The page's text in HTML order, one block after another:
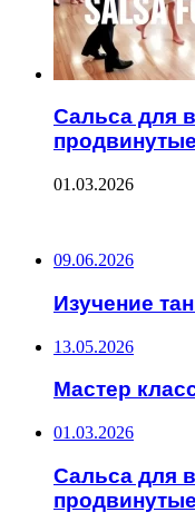
Сальса для
продвинутые
01.03.2026
09.06.2026
Изучение
13.05.2026
Мастер
01.03.2026
Сальса для
продвинутые